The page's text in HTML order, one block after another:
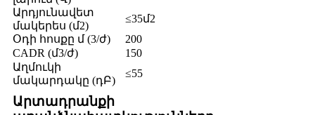
Արդյունավետ
մակերես (մ2)
≤35մ2
Օդի հոսքը մ (3/ժ)
200
CADR (մ3/ժ)
150
Աղմուկի
մակարդակը (դԲ)
≤55
Արտադրանքի